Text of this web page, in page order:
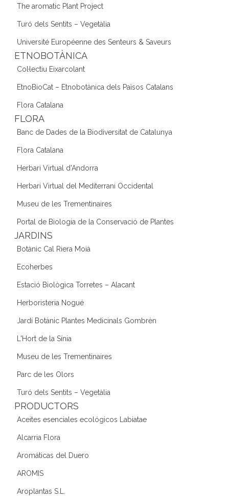
The aromatic Plant Project
Turó dels Sentits – Vegetàlia
Université Européenne des Senteurs & Saveurs
ETNOBOTÀNICA
Col·lectiu Eixarcolant
EtnoBioCat – Etnobotànica dels Països Catalans
Flora Catalana
FLORA
Banc de Dades de la Biodiversitat de Catalunya
Flora Catalana
Herbari Virtual d'Andorra
Herbari Virtual del Mediterrani Occidental
Museu de les Trementinaires
Portal de Biologia de la Conservació de Plantes
JARDINS
Botànic Cal Riera Moià
Ecoherbes
Estació Biològica Torretes – Alacant
Herboristeria Nogué
Jardí Botànic Plantes Medicinals Gombrèn
L'Hort de la Sínia
Museu de les Trementinaires
Parc de les Olors
Turó dels Sentits – Vegetàlia
PRODUCTORS
Aceites esenciales ecológicos Labiatae
Alcarria Flora
Aromáticas del Duero
AROMIS
Aroplantas S.L.